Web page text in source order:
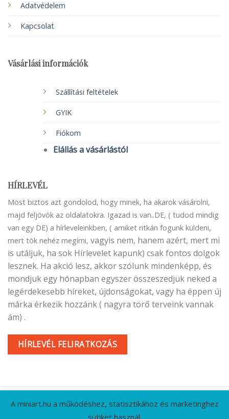
Adatvédelem
Kapcsolat
Vásárlási információk
Szállítási feltételek
GYIK
Fiókom
Elállás a vásárlástól
HÍRLEVÉL
Most biztos azt gondolod, hogy minek, ha akarok vásárolni,
majd feljövök az oldalatokra. Igazad is van..DE, ( tudod mindig
van egy DE) a hírleveleinkben, ( amiket ritkán fogunk küldeni,
mert tök nehéz megírni, vagyis nem, hanem azért, mert mi
is utáljuk, ha sok Hírlevelet kapunk) csak fontos dolgok
lesznek. Ha akció lesz, akkor szólunk mindenképp, és
mondjuk egy hónapban egyszer összeszedjük neked a
legérdekesebb híreket, újdonságokat, vagy ha éppen új
márka érkezik hozzánk ( nagyra törő terveink vannak
ám) .
HÍRLEVÉL FELIRATKOZÁS
A miniart.hu a működéshez, statisztikához és marketinghez
sütiket használ.